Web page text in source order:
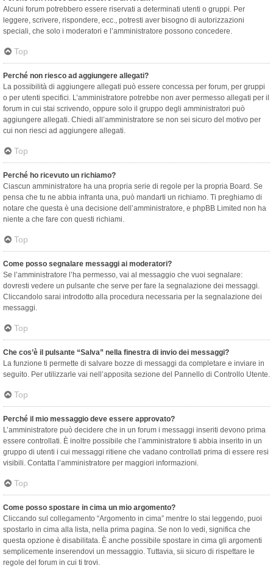
Alcuni forum potrebbero essere riservati a determinati utenti o gruppi. Per
leggere, scrivere, rispondere, ecc., potresti aver bisogno di autorizzazioni
speciali, che solo i moderatori e l’amministratore possono concedere.
Top
Perché non riesco ad aggiungere allegati?
La possibilità di aggiungere allegati può essere concessa per forum, per gruppi
o per utenti specifici. L’amministratore potrebbe non aver permesso allegati per il
forum in cui stai scrivendo, oppure solo il gruppo degli amministratori può
aggiungere allegati. Chiedi all’amministratore se non sei sicuro del motivo per
cui non riesci ad aggiungere allegati.
Top
Perché ho ricevuto un richiamo?
Ciascun amministratore ha una propria serie di regole per la propria Board. Se
pensa che tu ne abbia infranta una, può mandarti un richiamo. Ti preghiamo di
notare che questa è una decisione dell’amministratore, e phpBB Limited non ha
niente a che fare con questi richiami.
Top
Come posso segnalare messaggi ai moderatori?
Se l’amministratore l’ha permesso, vai al messaggio che vuoi segnalare:
dovresti vedere un pulsante che serve per fare la segnalazione dei messaggi.
Cliccandolo sarai introdotto alla procedura necessaria per la segnalazione dei
messaggi.
Top
Che cos’è il pulsante “Salva” nella finestra di invio dei messaggi?
La funzione ti permette di salvare bozze di messaggi da completare e inviare in
seguito. Per utilizzarle vai nell’apposita sezione del Pannello di Controllo Utente.
Top
Perché il mio messaggio deve essere approvato?
L’amministratore può decidere che in un forum i messaggi inseriti devono prima
essere controllati. È inoltre possibile che l’amministratore ti abbia inserito in un
gruppo di utenti i cui messaggi ritiene che vadano controllati prima di essere resi
visibili. Contatta l’amministratore per maggiori informazioni.
Top
Come posso spostare in cima un mio argomento?
Cliccando sul collegamento “Argomento in cima” mentre lo stai leggendo, puoi
spostarlo in cima alla lista, nella prima pagina. Se non lo vedi, significa che
questa opzione è disabilitata. È anche possibile spostare in cima gli argomenti
semplicemente inserendovi un messaggio. Tuttavia, sii sicuro di rispettare le
regole del forum in cui ti trovi.